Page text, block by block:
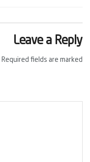
Leave a Reply
Required fields are marked